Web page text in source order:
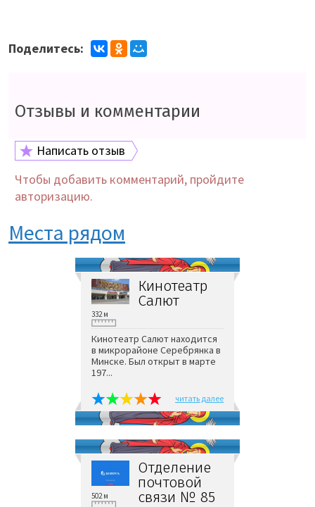
Поделитесь:
Отзывы и комментарии
Написать отзыв
Чтобы добавить комментарий, пройдите
авторизацию.
Места рядом
Кинотеатр
Салют
332 м
Кинотеатр Салют находится
в микрорайоне Серебрянка в
Минске. Был открыт в марте
197...
читать далее
Отделение
почтовой
связи № 85
502 м